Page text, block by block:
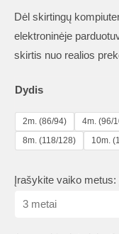
Dėl skirtingų
elektroninėje
skirtis nuo realios
Dydis
2m. (86/94) 4m. (96/
8m. (118/128)
10m.
Įrašykite vaiko metus: